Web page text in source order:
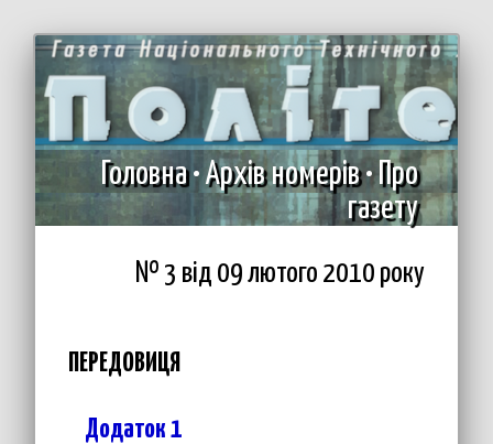
Головна• Архів номерів• Про
газету
№ 3 вiд 09 лютого 2010 року
ПЕРЕДОВИЦЯ
Додаток 1